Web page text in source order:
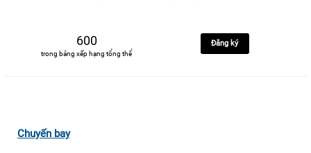
600
trong bảng xếp hạng tổng thể
Đăng ký
Chuyến bay